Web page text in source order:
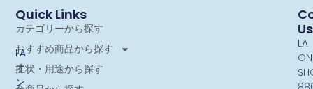
LA
オ
ン
Quick Links
カテゴリーから探す
おすすめ商品から探す
症状・用途から探す
Us
LA